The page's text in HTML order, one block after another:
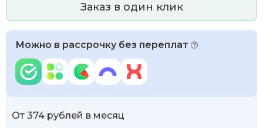
Заказ в один клик
Можно в рассрочку без переплат
От 374 рублей в месяц